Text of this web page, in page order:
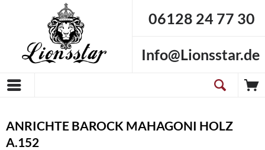
06128 24 77 30
Info@Lionsstar.de
ANRICHTE BAROCK MAHAGONI HOLZ
A.152